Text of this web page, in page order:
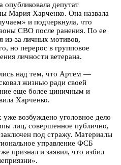
депутат
Мария Харченко. Она назвала
и подчеркнула, что
СВО после ранения. По ее
из-за личных мотивов,
но перерос в групповое
личности ветерана.
над тем, что Артем —
жизнью ради своей
еще более циничным и
Харченко.
возбуждено уголовное дело
лиц, совершенное публично,
под стражу. Материалы
управление ФСБ
признал и заявил, что избил